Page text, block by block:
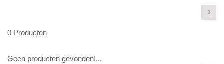
1
0 Producten
Geen producten gevonden!...